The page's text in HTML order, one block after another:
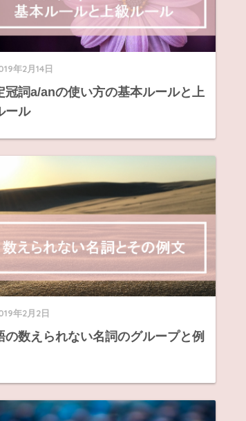
年2月14日
冠詞a/anの使い方の基本ルールと上
ール
年2月2日
の数えられない名詞のグループと例